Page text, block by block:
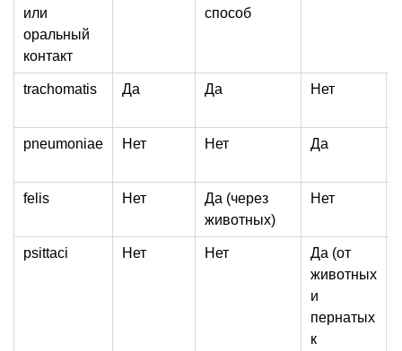
или
оральный
контакт
способ
trachomatis Да Да Нет
pneumoniae Нет Нет Да
felis Нет
Да (через
животных)
Нет
psittaci Нет Нет
Да (от
животных
и
пернатых
к